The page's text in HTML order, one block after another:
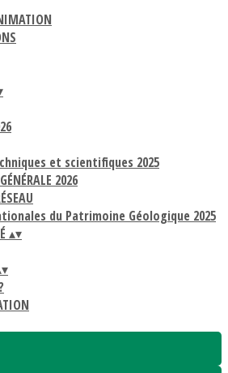
et scientifiques 2025
2026
du Patrimoine Géologique 2025
▴▾
▾